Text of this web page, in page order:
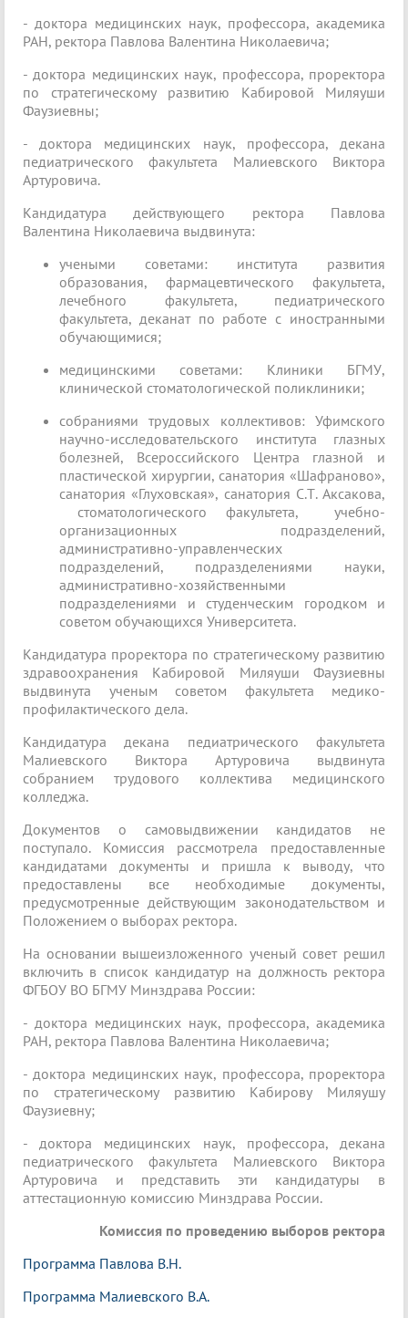
- доктора медицинских наук, профессора, академика
РАН, ректора Павлова Валентина Николаевича;
- доктора медицинских наук, профессора, проректора
по стратегическому развитию Кабировой Миляуши
Фаузиевны;
- доктора медицинских наук, профессора, декана
педиатрического факультета Малиевского Виктора
Артуровича.
Кандидатура действующего ректора Павлова
Валентина Николаевича выдвинута:
учеными советами: института развития
образования, фармацевтического факультета,
лечебного факультета, педиатрического
факультета, деканат по работе с иностранными
обучающимися;
медицинскими советами: Клиники БГМУ,
клинической стоматологической поликлиники;
собраниями трудовых коллективов: Уфимского
научно-исследовательского института глазных
болезней, Всероссийского Центра глазной и
пластической хирургии, санатория «Шафраново»,
санатория «Глуховская», санатория С.Т. Аксакова,
стоматологического факультета, учебно-
организационных подразделений,
административно-управленческих
подразделений, подразделениями науки,
административно-хозяйственными
подразделениями и студенческим городком и
советом обучающихся Университета.
Кандидатура проректора по стратегическому развитию
здравоохранения Кабировой Миляуши Фаузиевны
выдвинута ученым советом факультета медико-
профилактического дела.
Кандидатура декана педиатрического факультета
Малиевского Виктора Артуровича выдвинута
собранием трудового коллектива медицинского
колледжа.
Документов о самовыдвижении кандидатов не
поступало. Комиссия рассмотрела предоставленные
кандидатами документы и пришла к выводу, что
предоставлены все необходимые документы,
предусмотренные действующим законодательством и
Положением о выборах ректора.
На основании вышеизложенного ученый совет решил
включить в список кандидатур на должность ректора
ФГБОУ ВО БГМУ Минздрава России:
- доктора медицинских наук, профессора, академика
РАН, ректора Павлова Валентина Николаевича;
- доктора медицинских наук, профессора, проректора
по стратегическому развитию Кабирову Миляушу
Фаузиевну;
- доктора медицинских наук, профессора, декана
педиатрического факультета Малиевского Виктора
Артуровича и представить эти кандидатуры в
аттестационную комиссию Минздрава России.
Комиссия по проведению выборов ректора
Программа Павлова В.Н.
Программа Малиевского В.А.